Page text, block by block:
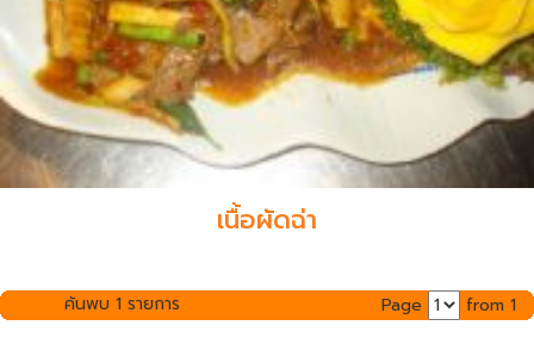
เนื้อผัดฉ่า
ค้นพบ 1 รายการ Page from 1